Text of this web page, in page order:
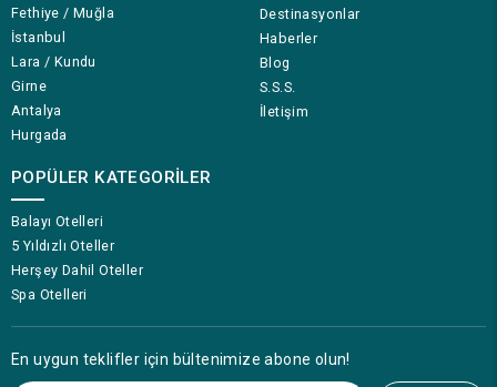
Fethiye / Muğla
İstanbul
Lara / Kundu
Girne
Antalya
Hurgada
POPÜLER KATEGORILER
Balayı Otelleri
5 Yıldızlı Oteller
Herşey Dahil Oteller
Spa Otelleri
Destinasyonlar
Haberler
Blog
S.S.S.
İletişim
En uygun teklifler için bültenimize abone olun!